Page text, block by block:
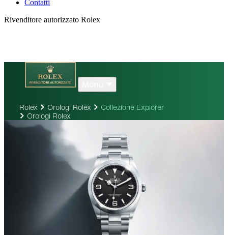
Contatti
Rivenditore autorizzato Rolex
Rolex Orologi Rolex
Collezione Explorer
Orologi Rolex